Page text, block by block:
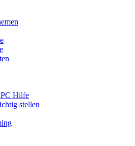
Hilfe
stellen